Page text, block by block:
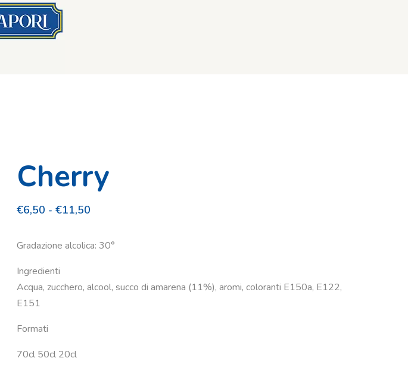
Cherry
€6,50 - €11,50
prezzo:
€6,50
Gradazione alcolica: 30°
Ingredienti
Acqua, zucchero, alcool, succo di amarena (11%), aromi, coloranti E150a, E122,
E151
Formati
70cl 50cl 20cl